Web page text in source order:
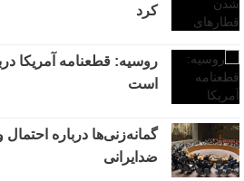
کرد
روسیه: قطعنامه آمریکا
است
گمانه‌زنی‌ها درباره
ضدایرانی